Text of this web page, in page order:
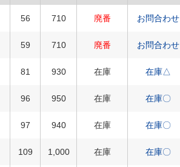
56 710 廃番 お問合わせ
59 710 廃番 お問合わせ
81 930 在庫 在庫△
96 950 在庫 在庫〇
97 940 在庫 在庫〇
109 1,000 在庫 在庫〇